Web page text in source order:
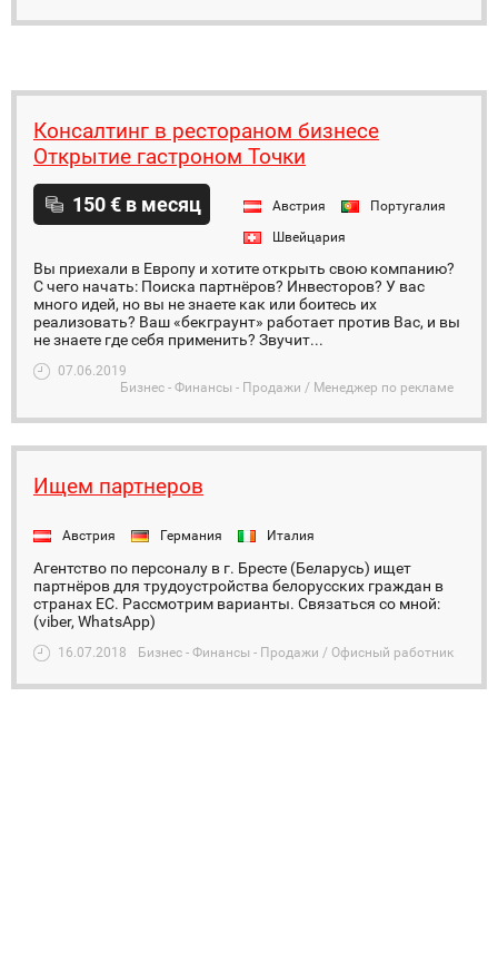
Консалтинг в рестораном бизнесе
Открытие гастроном Точки
150 € в месяц Австрия
Португалия
Швейцария
Вы приехали в Европу и хотите открыть свою компанию?
С чего начать: Поиска партнёров? Инвесторов? У вас
много идей, но вы не знаете как или боитесь их
реализовать? Ваш «бекграунт» работает против Вас, и вы
не знаете где себя применить? Звучит...
07.06.2019
Бизнес - Финансы - Продажи / Менеджер по рекламе
Ищем партнеров
Австрия Германия Италия
Агентство по персоналу в г. Бресте (Беларусь) ищет
партнёров для трудоустройства белорусских граждан в
странах ЕС. Рассмотрим варианты. Связаться со мной:
(viber, WhatsApp)
16.07.2018 Бизнес - Финансы - Продажи / Офисный работник